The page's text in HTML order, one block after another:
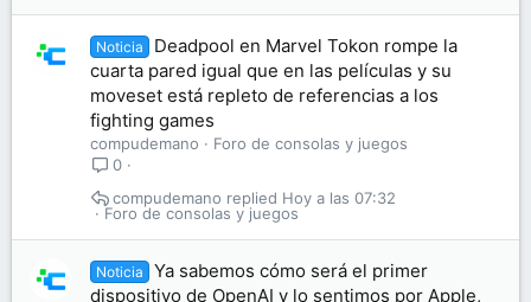
Noticia
Deadpool en Marvel Tokon rompe la
cuarta pared igual que en las películas y su
moveset está repleto de referencias a los
fighting games
compudemano
Foro de consolas y juegos
0
Foro de consolas y juegos
Hoy a las 07:32
compudemano
Noticia
Ya sabemos cómo será el primer
dispositivo de OpenAI y lo sentimos por Apple,